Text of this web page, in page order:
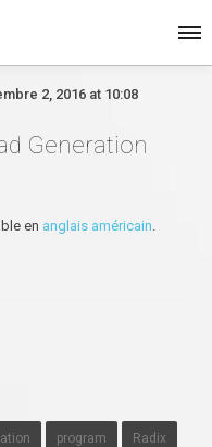
2, 2016 at 10:08
Generation
en anglais américain
program Radix